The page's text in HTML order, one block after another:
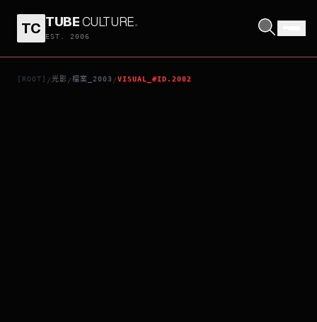
TC TUBECULTURE.
EST. 2006
[ROOT] /光影 /檔案_2003 /VISUAL_#ID.2082
咖啡與煙